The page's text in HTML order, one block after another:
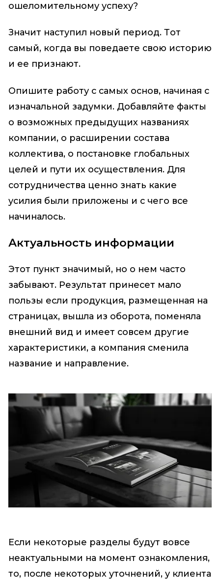
ошеломительному успеху?
Значит наступил новый период. Тот
самый, когда вы поведаете свою историю
и ее признают.
Опишите работу с самых основ, начиная с
изначальной задумки. Добавляйте факты
о возможных предыдущих названиях
компании, о расширении состава
коллектива, о постановке глобальных
целей и пути их осуществления. Для
сотрудничества ценно знать какие
усилия были приложены и с чего все
начиналось.
Актуальность информации
Этот пункт значимый, но о нем часто
забывают. Результат принесет мало
пользы если продукция, размещенная на
страницах, вышла из оборота, поменяла
внешний вид и имеет совсем другие
характеристики, а компания сменила
название и направление.
Если некоторые разделы будут вовсе
неактуальными на момент ознакомления,
то, после некоторых уточнений, у клиента